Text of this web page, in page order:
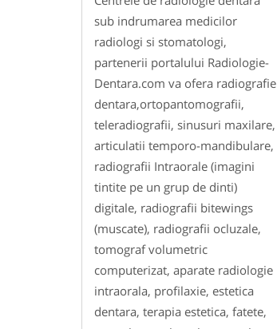
sub indrumarea medicilor
radiologi si stomatologi,
partenerii portalului Radiologie-
Dentara.com va ofera radiografie
dentara,ortopantomografii,
teleradiografii, sinusuri maxilare,
articulatii temporo-mandibulare,
radiografii Intraorale (imagini
tintite pe un grup de dinti)
digitale, radiografii bitewings
(muscate), radiografii ocluzale,
tomograf volumetric
computerizat, aparate radiologie
intraorala, profilaxie, estetica
dentara, terapia estetica, fatete,